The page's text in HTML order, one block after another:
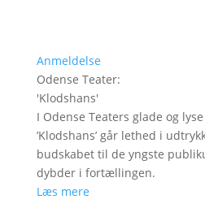
Anmeldelse
Odense Teater:
'Klodshans'
I Odense Teaters glade og
’Klodshans’ går lethed i
budskabet til de yngste
dybder i fortællingen.
Læs mere